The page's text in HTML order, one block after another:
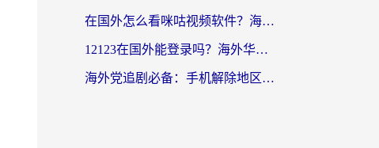
在国外怎么看咪咕视频软件？海外党亲测有效的回国加速方案
12123在国外能登录吗？海外华人必看的回国加速实用指南
海外党追剧必备：手机解除地区限制app怎么选？解决央视视频&国内剧地区限制全指南